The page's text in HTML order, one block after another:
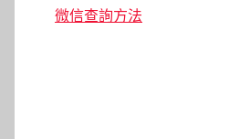
微信查詢方法